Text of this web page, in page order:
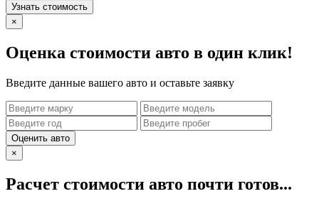
Узнать стоимость
×
Оценка стоимости авто в один клик!
Введите данные вашего авто и оставьте заявку
Оценить авто
×
Расчет стоимости авто почти готов...